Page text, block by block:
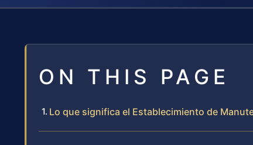
ON THIS PAGE
Lo que significa el Establecimiento de